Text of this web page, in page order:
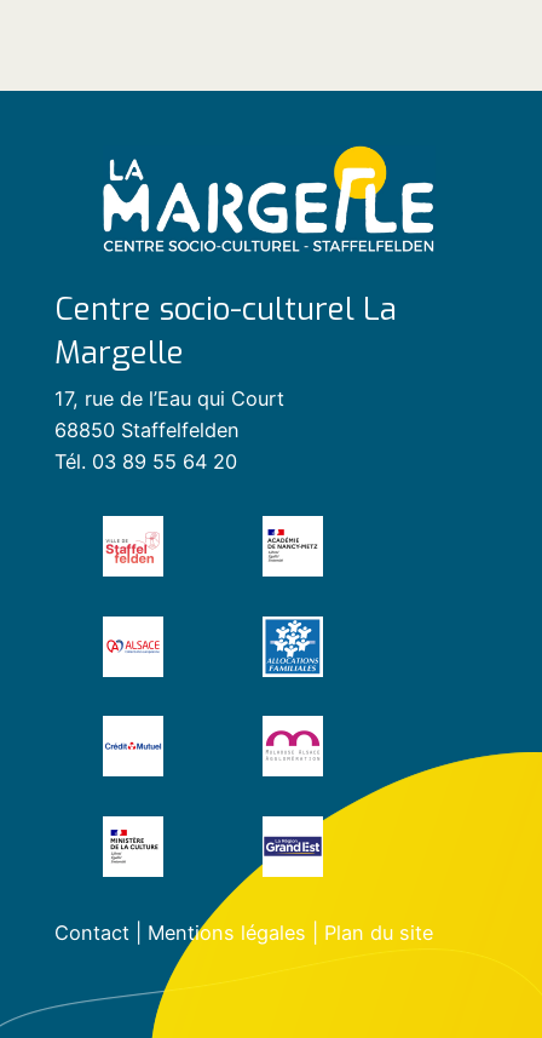
Centre socio-culturel La
Margelle
17, rue de l’Eau qui Court
68850 Staffelfelden
Tél. 03 89 55 64 20
Contact| Mentions légales Plan du site